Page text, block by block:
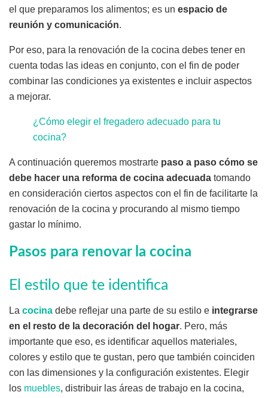
el que preparamos los alimentos; es un espacio de
reunión y comunicación.
Por eso, para la renovación de la cocina debes tener en
cuenta todas las ideas en conjunto, con el fin de poder
combinar las condiciones ya existentes e incluir aspectos
a mejorar.
¿Cómo elegir el fregadero adecuado para tu
cocina?
A continuación queremos mostrarte paso a paso cómo se
debe hacer una reforma de cocina adecuada tomando
en consideración ciertos aspectos con el fin de facilitarte la
renovación de la cocina y procurando al mismo tiempo
gastar lo mínimo.
Pasos para renovar la cocina
El estilo que te identifica
La cocina debe reflejar una parte de su estilo e integrarse
en el resto de la decoración del hogar. Pero, más
importante que eso, es identificar aquellos materiales,
colores y estilo que te gustan, pero que también coinciden
con las dimensiones y la configuración existentes. Elegir
los muebles, distribuir las áreas de trabajo en la cocina,